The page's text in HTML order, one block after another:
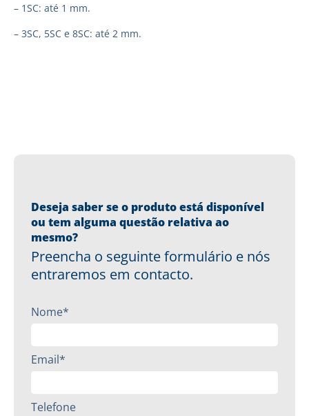
– 1SC: até 1 mm.
– 3SC, 5SC e 8SC: até 2 mm.
Deseja saber se o produto está disponível
ou tem alguma questão relativa ao
mesmo?
Preencha o seguinte formulário e nós
entraremos em contacto.
Nome*
Email*
Telefone